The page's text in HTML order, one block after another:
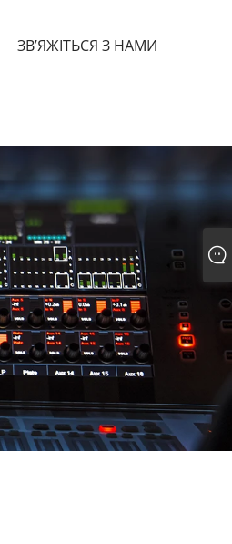
ЗВ’ЯЖІТЬСЯ З НАМИ